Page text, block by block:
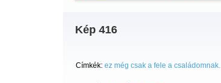
Kép 416
Címkék: ez még csak a fele a családomnak.